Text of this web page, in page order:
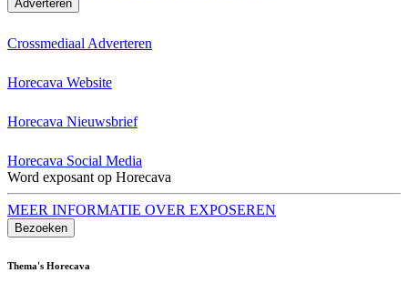
Adverteren
Crossmediaal Adverteren
Horecava Website
Horecava Nieuwsbrief
Horecava Social Media
Word exposant op Horecava
MEER INFORMATIE OVER EXPOSEREN
Bezoeken
Thema's Horecava